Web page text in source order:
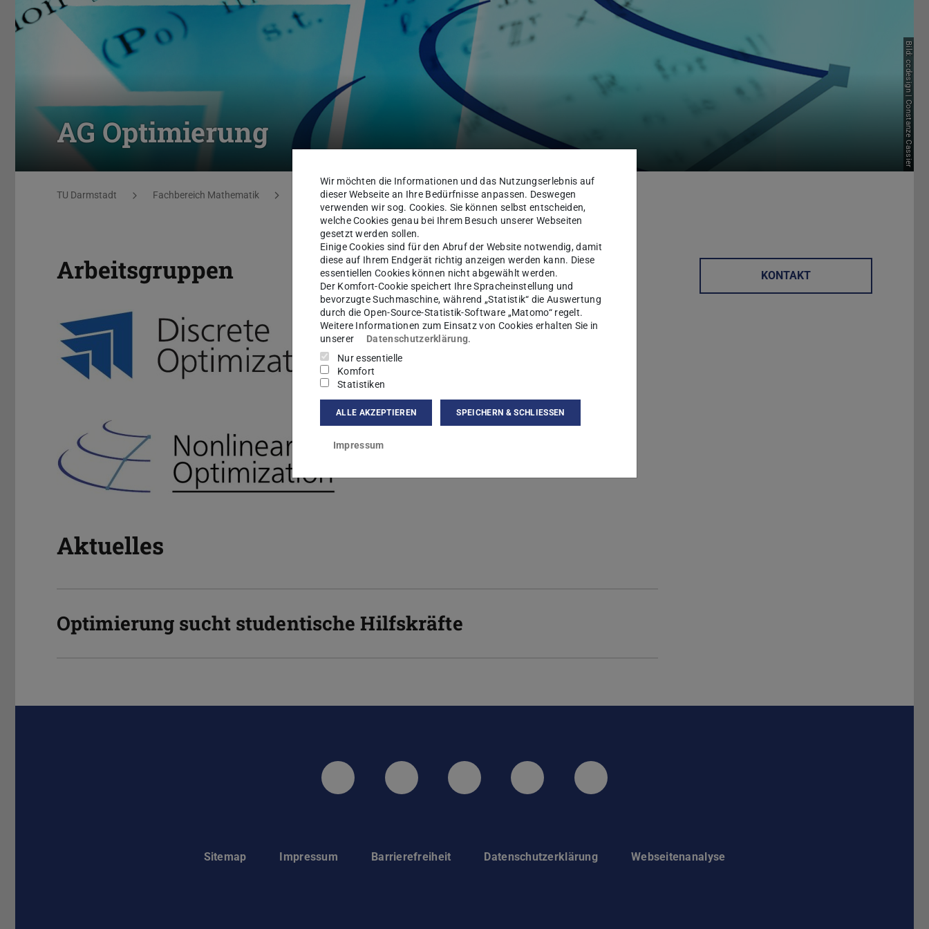
AG Optimierung Bild: ccdesign | Constanze Cassier
Sie befinden sich hier:
TU Darmstadt Fachbereich Mathematik AG Optimierung Startseite
Arbeitsgruppen
Prof. Dr. Yann Disser
Prof. Dr. Marc Pfetsch
Prof. Dr. Constantin Christof
Aktuelles
Optimierung sucht studentische Hilfskräfte
KONTAKT
LinkedIn-Seite der TU Darmstadt
Instagram-Kanal der TU Darmstadt
Bluesky-Kanal der TU Darmstadt
Facebook-Seite der TU Darmstadt
YouTube-Kanal der TU Darmstadt
Sitemap Impressum Barrierefreiheit Datenschutzerklärung Webseitenanalyse
Wir möchten die Informationen und das Nutzungserlebnis auf
dieser Webseite an Ihre Bedürfnisse anpassen. Deswegen
verwenden wir sog. Cookies. Sie können selbst entscheiden,
welche Cookies genau bei Ihrem Besuch unserer Webseiten
gesetzt werden sollen.
Einige Cookies sind für den Abruf der Website notwendig, damit
diese auf Ihrem Endgerät richtig anzeigen werden kann. Diese
essentiellen Cookies können nicht abgewählt werden.
Der Komfort-Cookie speichert Ihre Spracheinstellung und
bevorzugte Suchmaschine, während „Statistik“ die Auswertung
durch die Open-Source-Statistik-Software „Matomo“ regelt.
Weitere Informationen zum Einsatz von Cookies erhalten Sie in
unserer
Datenschutzerklärung.
Nur essentielle
Komfort
Statistiken
ALLE AKZEPTIEREN SPEICHERN & SCHLIESSEN
Impressum